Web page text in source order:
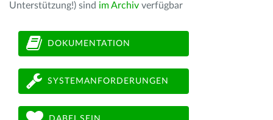
Unterstützung!) sind im Archiv verfügbar
DOKUMENTATION
SYSTEMANFORDERUNGEN